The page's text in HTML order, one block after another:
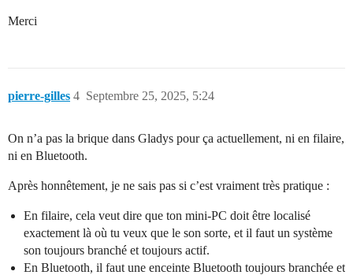
Merci
pierre-gilles Septembre 25, 2025, 5:24
4
On n’a pas la brique dans Gladys pour ça actuellement, ni en filaire,
ni en Bluetooth.
Après honnêtement, je ne sais pas si c’est vraiment très pratique :
En filaire, cela veut dire que ton mini-PC doit être localisé
exactement là où tu veux que le son sorte, et il faut un système
son toujours branché et toujours actif.
En Bluetooth, il faut une enceinte Bluetooth toujours branchée et